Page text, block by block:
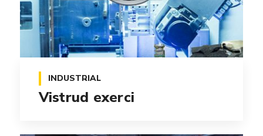
INDUSTRIAL
Vistrud exerci